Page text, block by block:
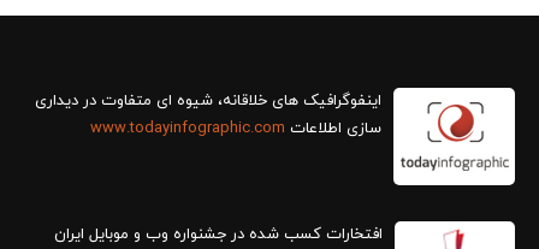
سازی اطلاعات www.todayinfographic.com
افتخارات کسب شده در جشنواره وب و موبایل ایران